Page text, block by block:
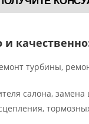
турбины,
салона,